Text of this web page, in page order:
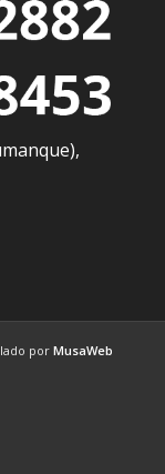
por MusaWeb